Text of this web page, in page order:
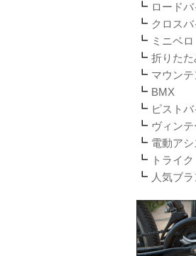
ロードバ
クロスバ
ミニベロ
折りた
マウン
BMX
ピストバ
ヴィン
電動ア
トライク
人気ブ